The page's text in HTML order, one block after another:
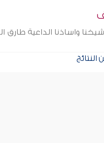
شيخنا واساذنا الداعية